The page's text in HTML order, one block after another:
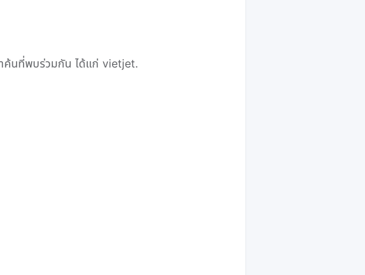
ค้นที่พบร่วมกัน ได้แก่ vietjet.